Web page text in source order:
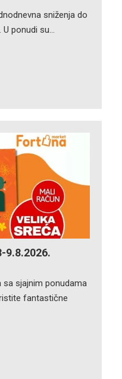
sniženja do
U ponudi su…
9.8.2026.
sa sjajnim ponudama
fantastične